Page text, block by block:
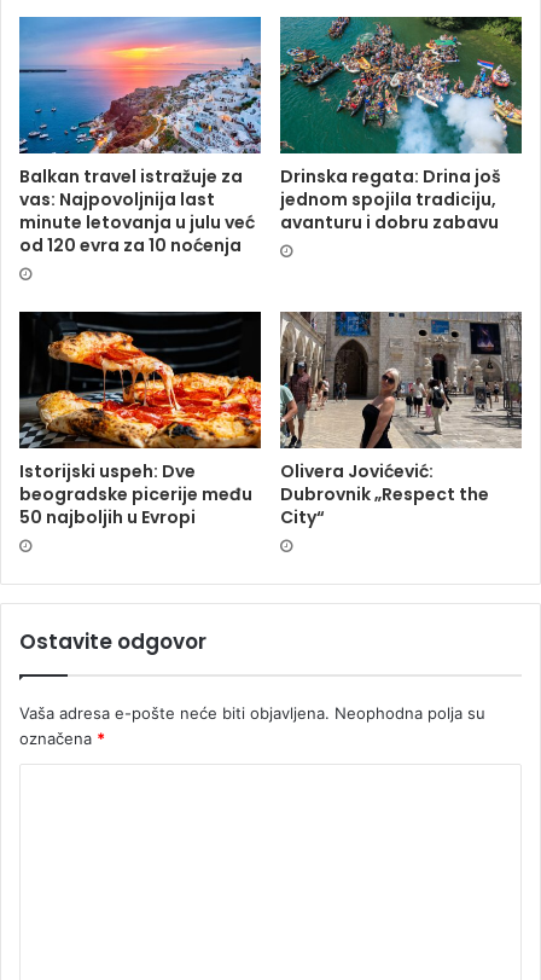
Balkan travel istražuje za
vas: Najpovoljnija last
minute letovanja u julu već
od 120 evra za 10 noćenja
Drinska regata: Drina još
jednom spojila tradiciju,
avanturu i dobru zabavu
Istorijski uspeh: Dve
beogradske picerije među
50 najboljih u Evropi
Olivera Jovićević:
Dubrovnik „Respect the
City“
Ostavite odgovor
Vaša adresa e-pošte neće biti objavljena. Neophodna polja su
označena *